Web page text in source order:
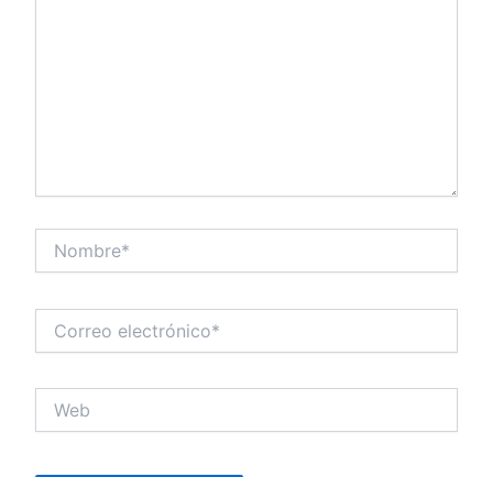
electrónico*